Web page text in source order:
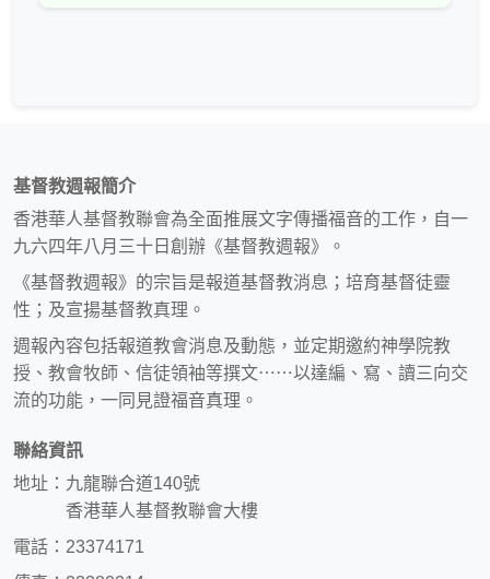
基督教週報簡介
香港華人基督教聯會為全面推展文字傳播福音的工作，自一
九六四年八月三十日創辦《基督教週報》。
《基督教週報》的宗旨是報道基督教消息；培育基督徒靈
性；及宣揚基督教真理。
週報內容包括報道教會消息及動態，並定期邀約神學院教
授、教會牧師、信徒領袖等撰文⋯⋯以達編、寫、讀三向交
流的功能，一同見證福音真理。
聯絡資訊
地址：九龍聯合道140號
香港華人基督教聯會大樓
電話：23374171